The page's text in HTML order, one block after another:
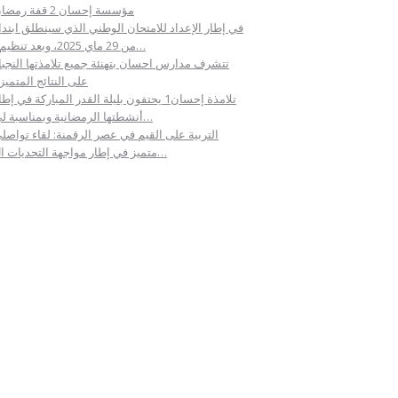
مؤسسة إحسان 2 قفة رمضان
في إطار الإعداد للامتحان الوطني الذي سينطلق
من 29 ماي 2025، وبعد تنظيم ا…
تتشرف مدارس احسان بتهنئة جميع تلامذتها
على النتائج
تلامذة إحسان1 يحتفون بليلة القدر المباركة في
أنشطتها الرمضانية وبمناسبة لي…
التربية على القيم في عصر الرقمنة: لقاء
متميز في إطار مواجهة التحديات ال…